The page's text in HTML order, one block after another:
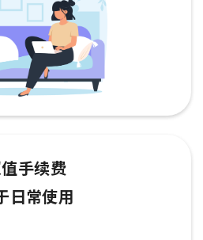
手续费
日常使用